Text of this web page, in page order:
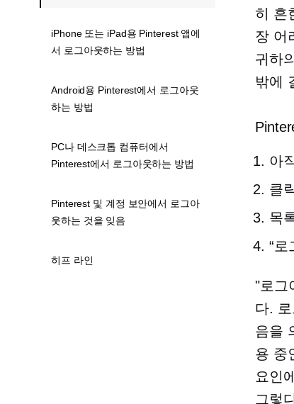
히 흔
장 어
귀하
밖에
아
클
목
“로
"로그
다.
음을
용 중
요인
그렇
iPhone 또는 iPad용 Pinterest 앱에
서 로그아웃하는 방법
Android용 Pinterest에서 로그아웃
하는 방법
PC나 데스크톱 컴퓨터에서
Pinterest에서 로그아웃하는 방법
Pinterest 및 계정 보안에서 로그아
웃하는 것을 잊음
히프 라인